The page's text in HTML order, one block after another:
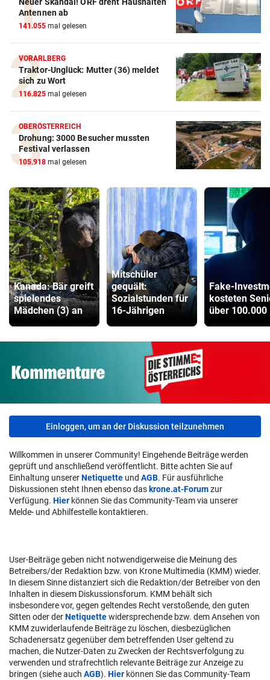
Antennen ab
141.055 mal gelesen
VORARLBERG
Traktor-Unglück: Mutter (36) meldet
sich zu Wort
116.825 mal gelesen
OBERÖSTERREICH
Drohung: 3000 Besucher mussten
Festival verlassen
105.918 mal gelesen
Kanada: Bär greift
spielendes
Mädchen (3) an
Mitschüler
gequält:
Sozialstunden für
16-Jährigen
Fake-
kosteten
über 100.000
Einloggen, um an der Diskussion teilzunehmen
Willkommen in unserer Community! Eingehende Beiträge werden
geprüft und anschließend veröffentlicht. Bitte achten Sie auf
Einhaltung unsererNetiquette und AGB. Für ausführliche
Diskussionen steht Ihnen ebenso das krone.at-Forumzur
Verfügung. Hier können Sie das Community-Team via unserer
Melde- und Abhilfestelle kontaktieren.
User-Beiträge geben nicht notwendigerweise die Meinung des
Betreibers/der Redaktion bzw. von Krone Multimedia (KMM) wieder.
In diesem Sinne distanziert sich die Redaktion/der Betreiber von den
Inhalten in diesem Diskussionsforum. KMM behält sich
insbesondere vor, gegen geltendes Recht verstoßende, den guten
Sitten oder derNetiquettewidersprechende bzw. dem Ansehen von
KMM zuwiderlaufende Beiträge zu löschen, diesbezüglichen
Schadenersatz gegenüber dem betreffenden User geltend zu
machen, die Nutzer-Daten zu Zwecken der Rechtsverfolgung zu
verwenden und strafrechtlich relevante Beiträge zur Anzeige zu
bringen (siehe auch AGB). Hier können Sie das Community-Team